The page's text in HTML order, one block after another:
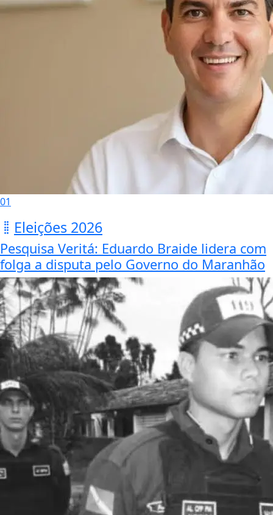
01
Eleições 2026
Pesquisa Veritá: Eduardo Braide lidera com
folga a disputa pelo Governo do Maranhão